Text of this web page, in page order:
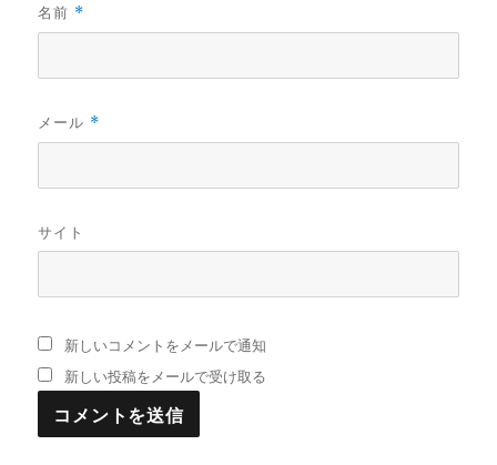
名前 *
メール *
サイト
新しいコメントをメールで通知
新しい投稿をメールで受け取る